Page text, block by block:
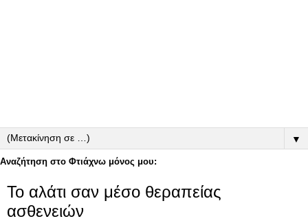
▼
Αναζήτηση στο Φτιάχνω μόνος μου:
Το αλάτι σαν μέσο θεραπείας
ασθενειών